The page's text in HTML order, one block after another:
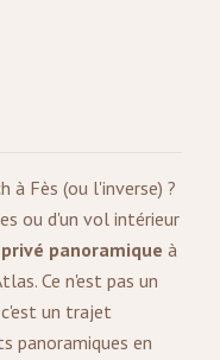
à Fès (ou l'inverse) ?
ou d'un vol intérieur
panoramique à
Ce n'est pas un
un trajet
panoramiques en